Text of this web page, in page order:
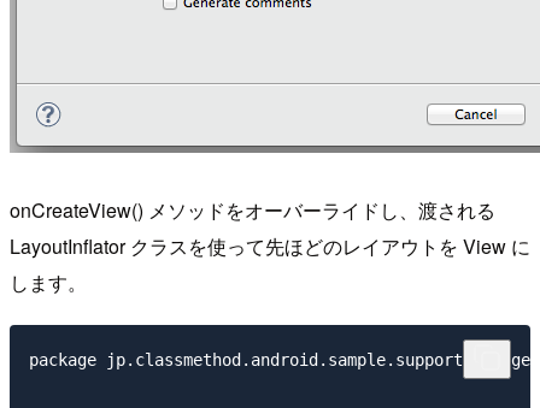
onCreateView() メソッドをオーバーライドし、渡される
LayoutInflator クラスを使って先ほどのレイアウトを View に
します。
package